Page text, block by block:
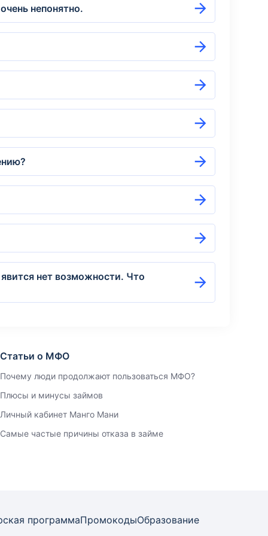
непонятно.
нет возможности. Что
Статьи о МФО
Почему люди продолжают пользоваться МФО?
Плюсы и минусы займов
Личный кабинет Манго Мани
Самые частые причины отказа в займе
программаПромокодыОбразование